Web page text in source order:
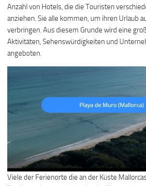
Anzahl von Hotels, die die Touristen
anziehen. Sie alle kommen, um ihren Urlaub
verbringen. Aus diesem Grunde wird eine
Aktivitäten, Sehenswürdigkeiten und
angeboten.
Viele der Ferienorte die an der Küste